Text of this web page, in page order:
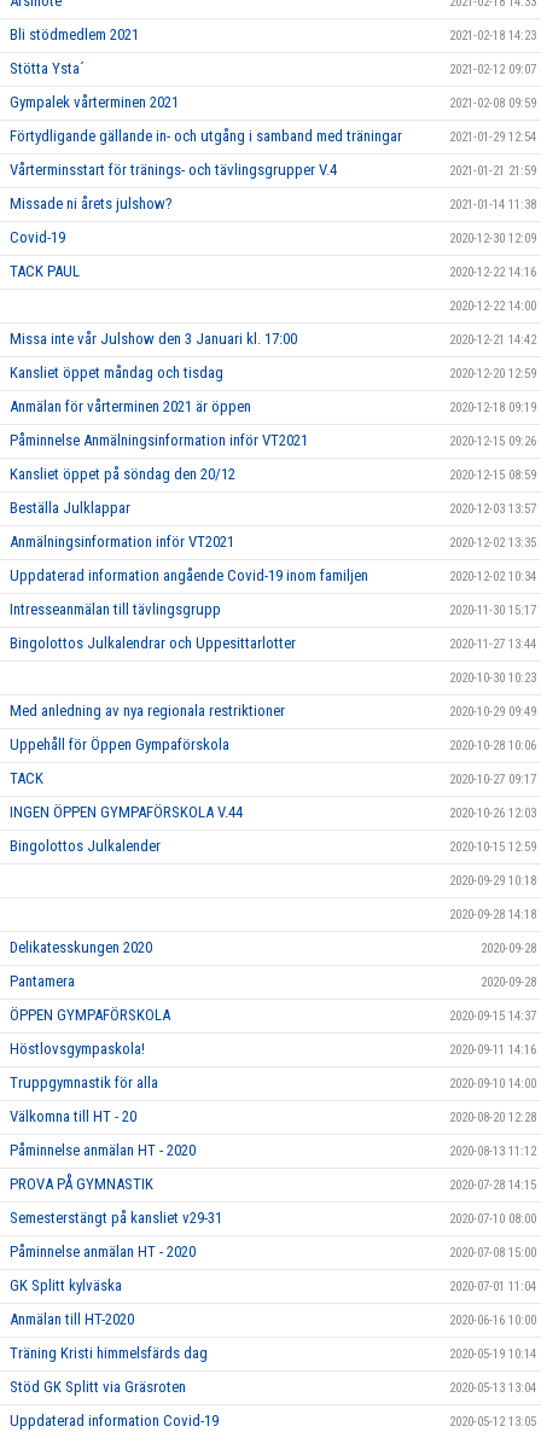
Bli stödmedlem 2021 2021-02-18 14:23
Stötta Ysta´ 2021-02-12 09:07
Gympalek vårterminen 2021 2021-02-08 09:59
Förtydligande gällande in- och utgång i samband med träningar 2021-01-29 12:54
Vårterminsstart för tränings- och tävlingsgrupper V.4 2021-01-21 21:59
Missade ni årets julshow? 2021-01-14 11:38
Covid-19 2020-12-30 12:09
TACK PAUL 2020-12-22 14:16
2020-12-22 14:00
Missa inte vår Julshow den 3 Januari kl. 17:00 2020-12-21 14:42
Kansliet öppet måndag och tisdag 2020-12-20 12:59
Anmälan för vårterminen 2021 är öppen 2020-12-18 09:19
Påminnelse Anmälningsinformation inför VT2021 2020-12-15 09:26
Kansliet öppet på söndag den 20/12 2020-12-15 08:59
Beställa Julklappar 2020-12-03 13:57
Anmälningsinformation inför VT2021 2020-12-02 13:35
Uppdaterad information angående Covid-19 inom familjen 2020-12-02 10:34
Intresseanmälan till tävlingsgrupp 2020-11-30 15:17
Bingolottos Julkalendrar och Uppesittarlotter 2020-11-27 13:44
2020-10-30 10:23
Med anledning av nya regionala restriktioner 2020-10-29 09:49
Uppehåll för Öppen Gympaförskola 2020-10-28 10:06
TACK 2020-10-27 09:17
INGEN ÖPPEN GYMPAFÖRSKOLA V.44 2020-10-26 12:03
Bingolottos Julkalender 2020-10-15 12:59
2020-09-29 10:18
2020-09-28 14:18
Delikatesskungen 2020 2020-09-28
Pantamera 2020-09-28
ÖPPEN GYMPAFÖRSKOLA 2020-09-15 14:37
Höstlovsgympaskola! 2020-09-11 14:16
Truppgymnastik för alla 2020-09-10 14:00
Välkomna till HT - 20 2020-08-20 12:28
Påminnelse anmälan HT - 2020 2020-08-13 11:12
PROVA PÅ GYMNASTIK 2020-07-28 14:15
Semesterstängt på kansliet v29-31 2020-07-10 08:00
Påminnelse anmälan HT - 2020 2020-07-08 15:00
GK Splitt kylväska 2020-07-01 11:04
Anmälan till HT-2020 2020-06-16 10:00
Träning Kristi himmelsfärds dag 2020-05-19 10:14
Stöd GK Splitt via Gräsroten 2020-05-13 13:04
Uppdaterad information Covid-19 2020-05-12 13:05